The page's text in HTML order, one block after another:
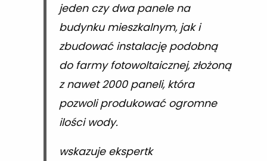
jeden czy dwa panele na
budynku mieszkalnym, jak i
zbudować instalację podobną
do farmy fotowoltaicznej, złożoną
z nawet 2000 paneli, która
pozwoli produkować ogromne
ilości wody.
wskazuje ekspertk